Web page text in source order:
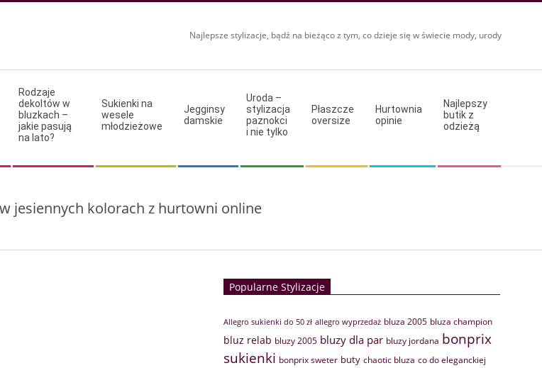
Najlepsze stylizacje, bądź na bieżąco z tym, co dzieje się w świecie mody, urody
Rodzaje
dekoltów w
bluzkach –
jakie pasują
na lato?
Sukienki na
wesele
młodzieżowe
Jegginsy
damskie
Uroda –
stylizacja
paznokci
i nie tylko
Płaszcze
oversize
Hurtownia
opinie
Najlepszy
butik z
odzieżą
jesiennych kolorach z hurtowni online
Popularne Stylizacje
Allegro sukienki do 50 zł allegro wyprzedaż bluza 2005 bluza champion
bluz relab bluzy 2005 bluzy dla par bluzy jordana bonprix
sukienki bonprix sweter buty chaotic bluza co do eleganckiej